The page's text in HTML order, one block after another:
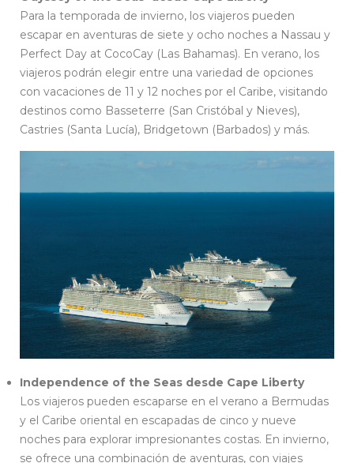
Para la temporada de invierno, los viajeros pueden
escapar en aventuras de siete y ocho noches a Nassau y
Perfect Day at CocoCay (Las Bahamas). En verano, los
viajeros podrán elegir entre una variedad de opciones
con vacaciones de 11 y 12 noches por el Caribe, visitando
destinos como Basseterre (San Cristóbal y Nieves),
Castries (Santa Lucía), Bridgetown (Barbados) y más.
Independence of the Seas desde Cape Liberty
Los viajeros pueden escaparse en el verano a Bermudas
y el Caribe oriental en escapadas de cinco y nueve
noches para explorar impresionantes costas. En invierno,
se ofrece una combinación de aventuras, con viajes